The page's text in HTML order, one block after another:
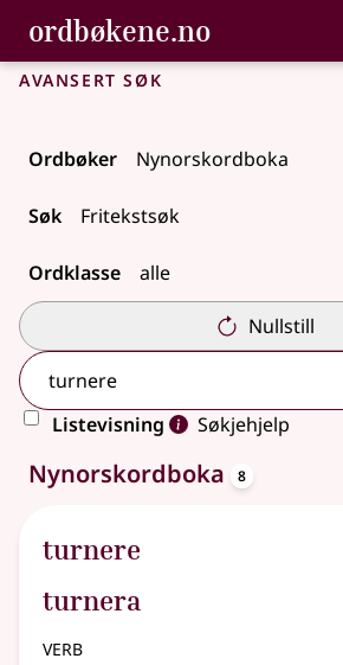
Gå til hovudinnhald
Tilgjenge
ordbøkene.no,
Bokmålsordboka og Nynorskordboka
Avansert søk
Ordbøker
Søk
Ordklasse
Nullstill
Listevisning
Søkjehjelp
8 treff
Nynorskordboka 8
turnere
turnera
verb